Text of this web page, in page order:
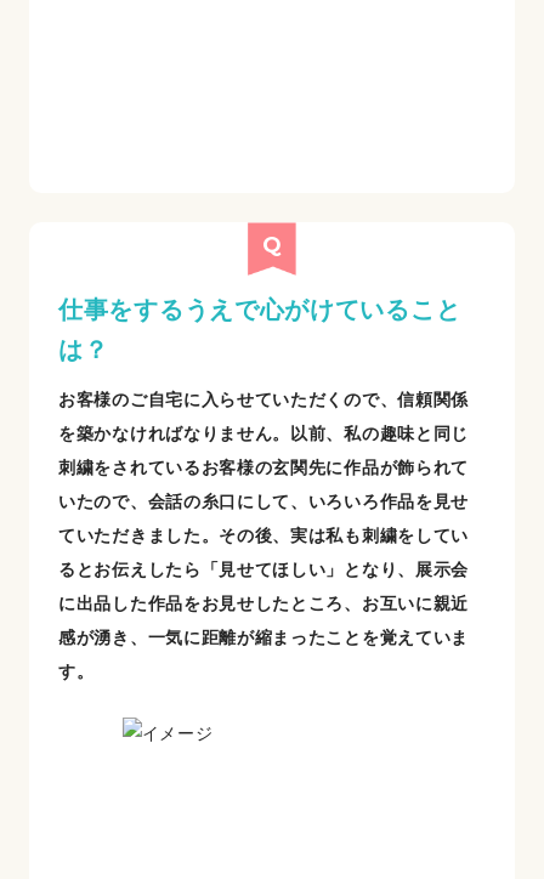
仕事をするうえで心がけていること
は？
お客様のご自宅に入らせていただくので、信頼関係
を築かなければなりません。以前、私の趣味と同じ
刺繍をされているお客様の玄関先に作品が飾られて
いたので、会話の糸口にして、いろいろ作品を見せ
ていただきました。その後、実は私も刺繍をしてい
るとお伝えしたら「見せてほしい」となり、展示会
に出品した作品をお見せしたところ、お互いに親近
感が湧き、一気に距離が縮まったことを覚えていま
す。